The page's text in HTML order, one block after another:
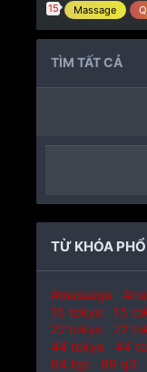
15 Massage
TÌM TẤT CẢ
TỪ KHÓA
#massage
15 tokyo
15
22 tokyo
22
44 tokyo
44
84 lqp
89 q3